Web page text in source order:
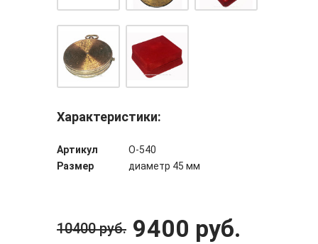
Характеристики:
Артикул
О-540
Размер
диаметр 45 мм
10400 руб. 9400 руб.